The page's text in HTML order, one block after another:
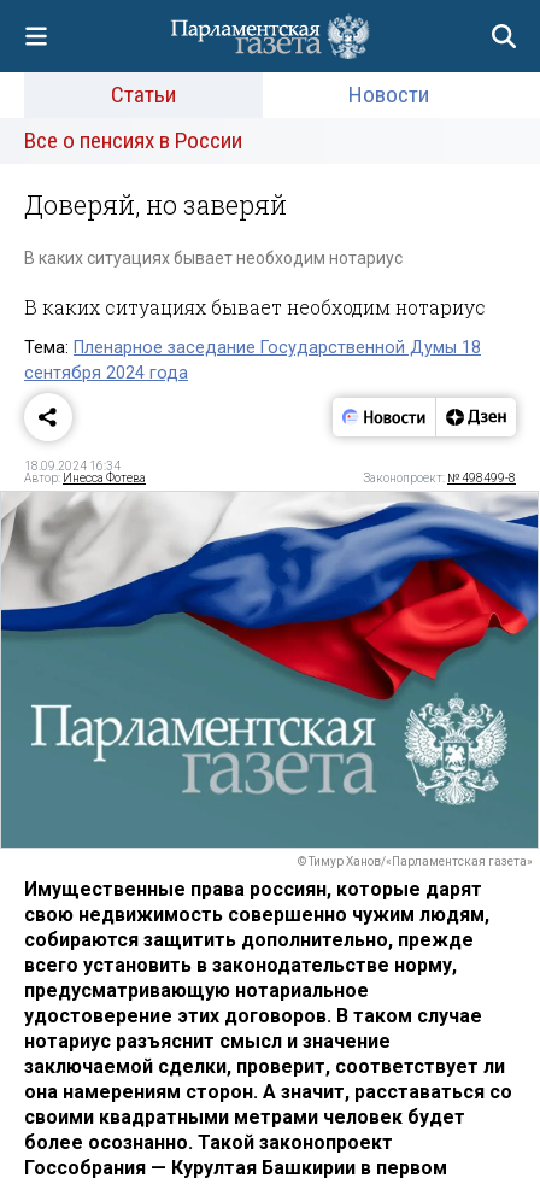
Статьи
Новости
Все о пенсиях в России
Доверяй, но заверяй
В каких ситуациях бывает необходим нотариус
В каких ситуациях бывает необходим нотариус
Тема: Пленарное заседание Государственной Думы 18
сентября 2024 года
18.09.2024 16:34
Автор: Инесса Фотева Законопроект: № 498499-8
© Тимур Ханов/«Парламентская газета»
Имущественные права россиян, которые дарят
свою недвижимость совершенно чужим людям,
собираются защитить дополнительно, прежде
всего установить в законодательстве норму,
предусматривающую нотариальное
удостоверение этих договоров. В таком случае
нотариус разъяснит смысл и значение
заключаемой сделки, проверит, соответствует ли
она намерениям сторон. А значит, расставаться со
своими квадратными метрами человек будет
более осознанно. Такой законопроект
Госсобрания — Курултая Башкирии в первом